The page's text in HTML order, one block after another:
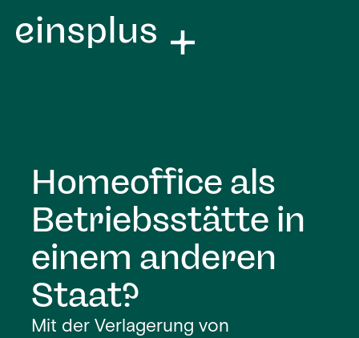
Homeoffice als
Betriebsstätte in
einem anderen
Staat?
Mit der Verlagerung von